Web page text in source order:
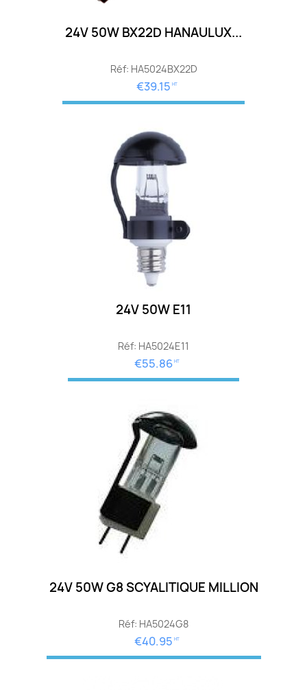
24V 50W BX22D HANAULUX...
Réf: HA5024BX22D
€39.15 HT
24V 50W E11
Réf: HA5024E11
€55.86 HT
24V 50W G8 SCYALITIQUE MILLION
Réf: HA5024G8
€40.95 HT